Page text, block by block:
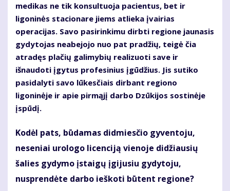
medikas ne tik konsultuoja pacientus, bet ir
ligoninės stacionare jiems atlieka įvairias
operacijas. Savo pasirinkimu dirbti regione jaunasis
gydytojas neabejojo nuo pat pradžių, teigė čia
atradęs plačių galimybių realizuoti save ir
išnaudoti įgytus profesinius įgūdžius. Jis sutiko
pasidalyti savo lūkesčiais dirbant regiono
ligoninėje ir apie pirmąjį darbo Dzūkijos sostinėje
įspūdį.
Kodėl pats, būdamas didmiesčio gyventoju,
neseniai urologo licenciją vienoje didžiausių
šalies gydymo įstaigų įgijusiu gydytoju,
nusprendėte darbo ieškoti būtent regione?